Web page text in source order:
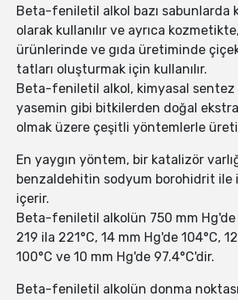
Beta-feniletil alkol bazı sabunlarda
olarak kullanılır ve ayrıca
ürünlerinde ve gıda üretiminde
tatları oluşturmak için kullanılır.
Beta-feniletil alkol, kimyasal sentez
yasemin gibi bitkilerden doğal
olmak üzere çeşitli yöntemlerle
En yaygın yöntem, bir katalizör
benzaldehitin sodyum borohidrit ile
içerir.
Beta-feniletil alkolün 750 mm Hg'de
219 ila 221°C, 14 mm Hg'de 104°C,
100°C ve 10 mm Hg'de 97.4°C'dir.
Beta-feniletil alkolün donma